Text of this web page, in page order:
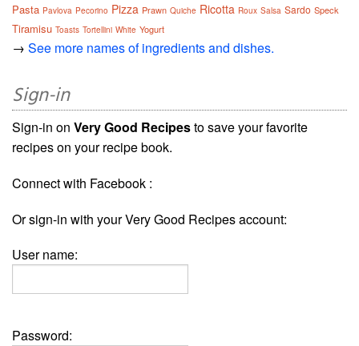
Pasta Pavlova Pecorino Pizza Prawn Quiche Ricotta Roux Salsa Sardo Speck
Tiramisu Toasts Tortellini White Yogurt
→ See more names of ingredients and dishes.
Sign-in
Sign-in on Very Good Recipesto save your favorite
recipes on your recipe book.
Connect with Facebook :
Or sign-in with your Very Good Recipes account:
User name:
Password: